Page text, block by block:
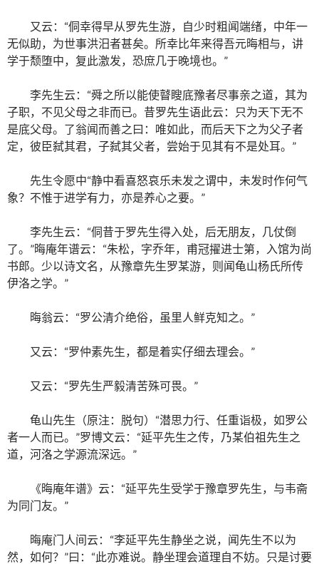
又云：“侗幸得早从罗先生游，自少时粗闻端绪，中年一
无似助，为世事洪汨者甚矣。所幸比年来得吾元晦相与，讲
学于颓堕中，复此激发，恐庶几于晚境也。”
李先生云：“舜之所以能使瞽瞍底豫者尽事亲之道，其为
子职，不见父母之非而已。昔罗先生语此云：只为天下无不
是底父母。了翁闻而善之曰：唯如此，而后天下之为父子者
定，彼臣弑其君，子弑其父者，尝始于见其有不是处耳。”
先生令愿中“静中看喜怒哀乐未发之谓中，未发时作何气
象？不惟于进学有力，亦是养心之要。”
李先生云：“侗昔于罗先生得入处，后无朋友，几仗倒
了。”晦庵年谱云：“朱松，字乔年，甫冠擢进士第，入馆为尚
书郎。少以诗文名，从豫章先生罗某游，则闻龟山杨氏所传
伊洛之学。”
晦翁云：“罗公清介绝俗，虽里人鲜克知之。”
又云：“罗仲素先生，都是着实仔细去理会。”
又云：“罗先生严毅清苦殊可畏。”
龟山先生（原注：脱句）“潜思力行、任重诣极，如罗公
者一人而已。”罗博文云：“延平先生之传，乃某伯祖先生之
道，河洛之学源流深远。”
《晦庵年谱》云：“延平先生受学于豫章罗先生，与韦斋
为同门友。”
晦庵门人间云：“李延平先生静坐之说，闻先生不以为
然，如何？”曰：“此亦难说。静坐理会道理自不妨。只是讨要